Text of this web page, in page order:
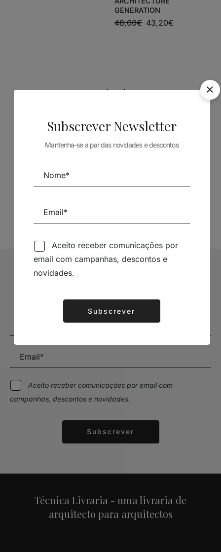
GENERATION
48,00€ 43,20€
Patrocinadores
Siga-nos nas Redes Sociais
Subscrever Newsletter
Mantenha-se a par das novidades e descontos
Aceito receber comunicações por email com
campanhas, descontos e novidades.
Subscrever
Técnica Livraria - uma livraria de
arquitecto para arquitectos
Subscrever Newsletter
Mantenha-se a par das novidades e descontos
Aceito receber comunicações por
email com campanhas, descontos e
novidades.
Subscrever